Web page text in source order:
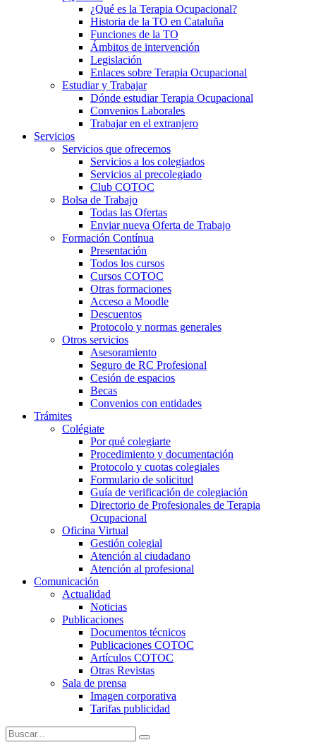
¿Qué es la Terapia Ocupacional?
Historia de la TO en Cataluña
Funciones de la TO
Ámbitos de intervención
Legislación
Enlaces sobre Terapia Ocupacional
Estudiar y Trabajar
Dónde estudiar Terapia Ocupacional
Convenios Laborales
Trabajar en el extranjero
Servicios
Servicios que ofrecemos
Servicios a los colegiados
Servicios al precolegiado
Club COTOC
Bolsa de Trabajo
Todas las Ofertas
Enviar nueva Oferta de Trabajo
Formación Contínua
Presentación
Todos los cursos
Cursos COTOC
Otras formaciones
Acceso a Moodle
Descuentos
Protocolo y normas generales
Otros servicios
Asesoramiento
Seguro de RC Profesional
Cesión de espacios
Becas
Convenios con entidades
Trámites
Colégiate
Por qué colegiarte
Procedimiento y documentación
Protocolo y cuotas colegiales
Formulario de solicitud
Guía de verificación de colegiación
Directorio de Profesionales de Terapia
Ocupacional
Oficina Virtual
Gestión colegial
Atención al ciudadano
Atención al profesional
Comunicación
Actualidad
Noticias
Publicaciones
Documentos técnicos
Publicaciones COTOC
Artículos COTOC
Otras Revistas
Sala de prensa
Imagen corporativa
Tarifas publicidad
Buscar: